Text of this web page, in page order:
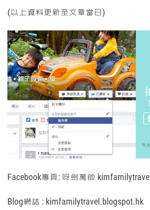
(以上資料更新至文章當日)
Facebook專頁: 呀劍萬帥 kimfamilytravel
Blog網誌 : kimfamilytravel.blogspot.hk